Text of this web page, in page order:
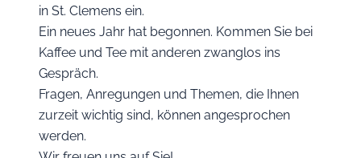
in St. Clemens ein.
Ein neues Jahr hat begonnen. Kommen Sie bei
Kaffee und Tee mit anderen zwanglos ins
Gespräch.
Fragen, Anregungen und Themen, die Ihnen
zurzeit wichtig sind, können angesprochen
werden.